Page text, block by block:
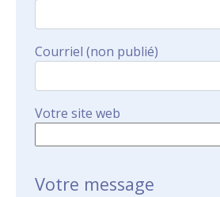
Courriel (non publié)
Votre site web
Votre message